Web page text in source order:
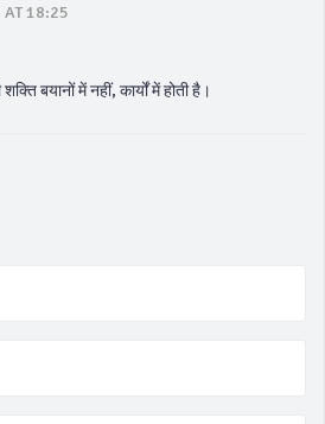
18:25
बयानों में नहीं, कार्यों में होती है।